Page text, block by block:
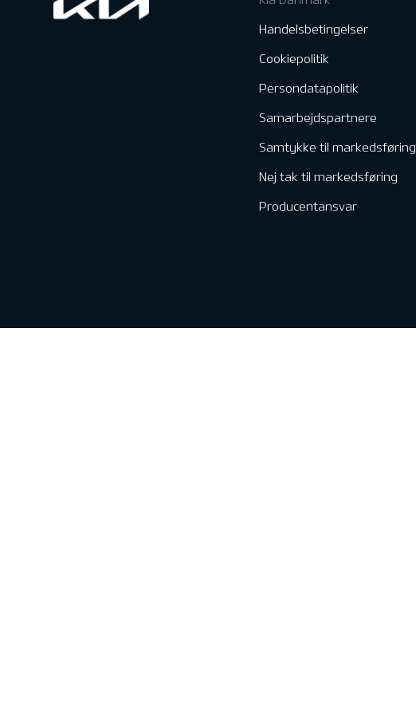
Handelsbetingelser
Cookiepolitik
Persondatapolitik
Samarbejdspartnere
Samtykke til markedsføring
Nej tak til markedsføring
Producentansvar